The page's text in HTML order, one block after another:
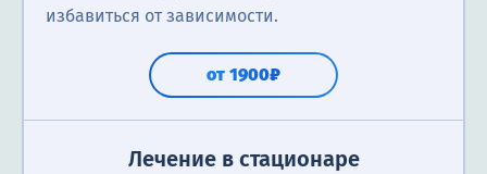
избавиться от зависимости.
от 1900₽
Лечение в стационаре